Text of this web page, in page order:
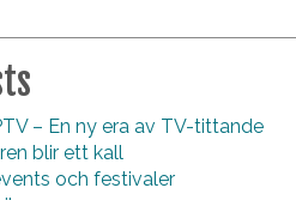
– En ny era av TV-tittande
blir ett kall
och festivaler